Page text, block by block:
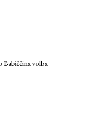
Babiččina volba